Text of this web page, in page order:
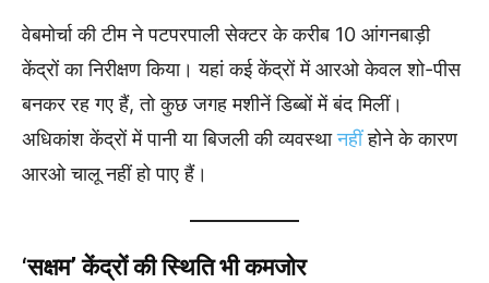
वेबमोर्चा की टीम ने पटपरपाली सेक्टर के करीब 10 आंगनबाड़ी
केंद्रों का निरीक्षण किया। यहां कई केंद्रों में आरओ केवल शो-पीस
बनकर रह गए हैं, तो कुछ जगह मशीनें डिब्बों में बंद मिलीं।
अधिकांश केंद्रों में पानी या बिजली की व्यवस्थानहींहोने के कारण
आरओ चालू नहीं हो पाए हैं।
‘सक्षम’ केंद्रों की स्थिति भी कमजोर